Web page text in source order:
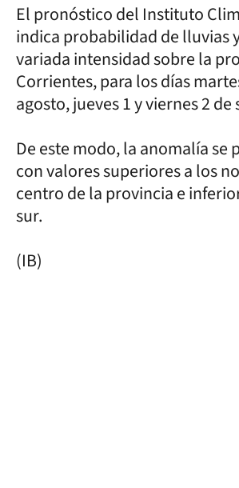
El pronóstico del Instituto
indica probabilidad de lluvias
variada intensidad sobre la
Corrientes, para los días
agosto, jueves 1 y viernes 2
De este modo, la anomalía se
con valores superiores a los
centro de la provincia e
sur.
(IB)